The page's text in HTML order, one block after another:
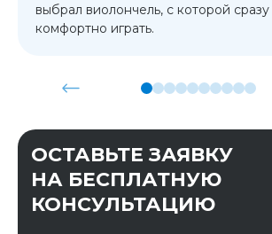
выбрал виолончель, с которой сразу
комфортно играть.
ОСТАВЬТЕ ЗАЯВКУ
НА БЕСПЛАТНУЮ
КОНСУЛЬТАЦИЮ